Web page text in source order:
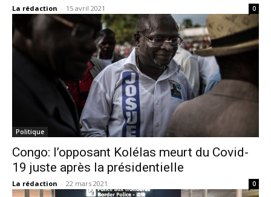
La rédaction - 15 avril 2021 0
Politique
Congo: l’opposant Kolélas meurt du Covid-
19 juste après la présidentielle
La rédaction - 22 mars 2021 0